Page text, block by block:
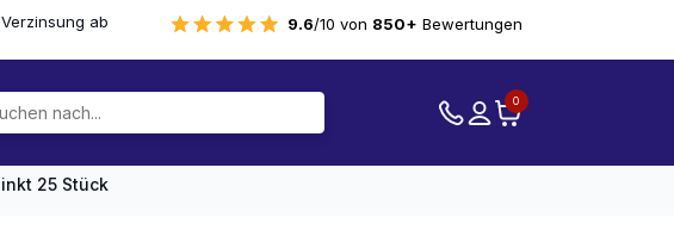
Verzinsung ab
9.6/10 von 850+ Bewertungen
0
25 Stück